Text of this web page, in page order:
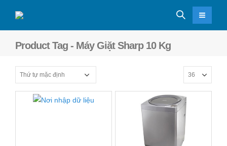
Product Tag - Máy Giặt Sharp 10 Kg